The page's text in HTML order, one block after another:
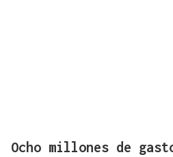
Ocho millones de